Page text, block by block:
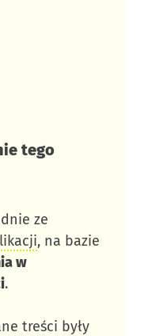
tego
ze
, na bazie
w
.
treści były